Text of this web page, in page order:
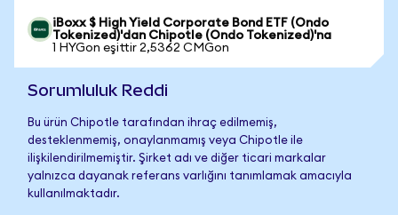
iBoxx $ High Yield Corporate Bond ETF (Ondo
Tokenized)'dan Chipotle (Ondo Tokenized)'na
1 HYGon eşittir 2,5362 CMGon
Sorumluluk Reddi
Bu ürün Chipotle tarafından ihraç edilmemiş,
desteklenmemiş, onaylanmamış veya Chipotle ile
ilişkilendirilmemiştir. Şirket adı ve diğer ticari markalar
yalnızca dayanak referans varlığını tanımlamak amacıyla
kullanılmaktadır.